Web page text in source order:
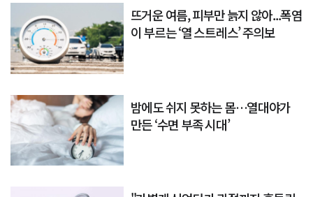
뜨거운 여름, 피부만 늙지 않아...폭염
이 부르는 ‘열 스트레스’ 주의보
밤에도 쉬지 못하는 몸…열대야가
만든 ‘수면 부족 시대’